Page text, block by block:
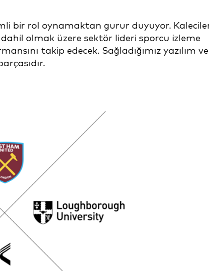
bir rol oynamaktan gurur duyuyor.
olmak üzere sektör lideri sporcu izleme
takip edecek. Sağladığımız yazılım ve